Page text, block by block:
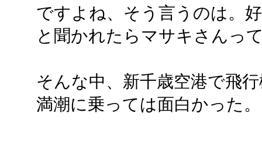
ですよね、そう言うのは。
と聞かれたらマサキさんっ
そんな中、新千歳空港で飛
満潮に乗っては面白かった。